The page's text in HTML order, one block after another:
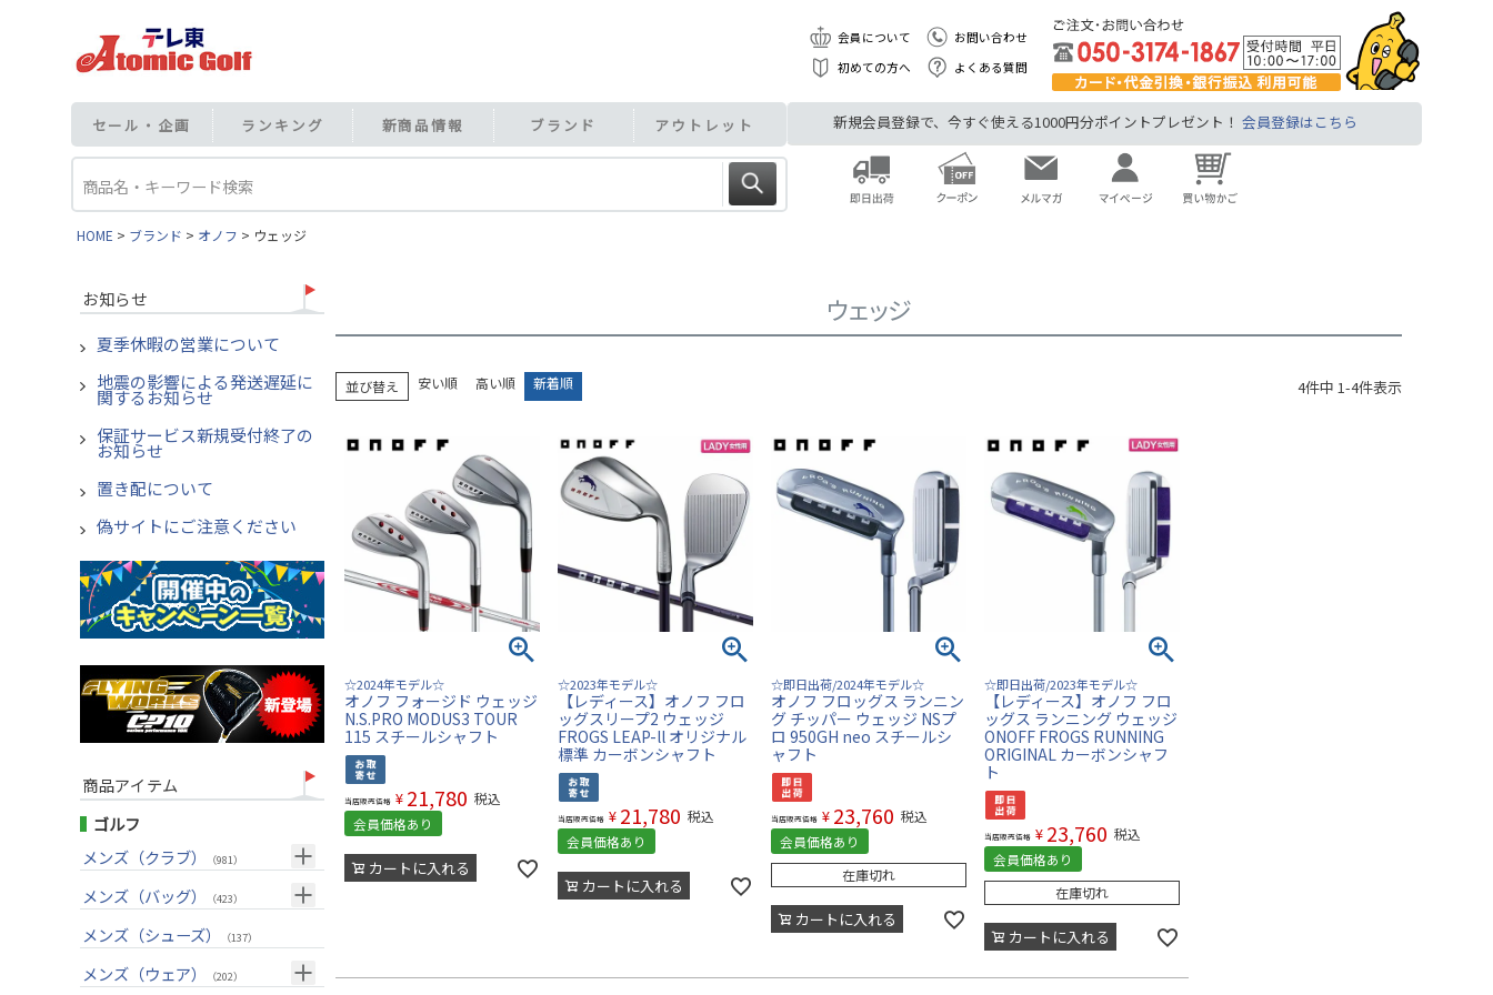
会員について
お問い合わせ
初めての方へ
よくある質問
セール・企画 ランキング 新商品情報 ブランド アウトレット 新規会員登録で、今すぐ使える1000円分ポイントプレゼント！ 会員登録はこちら
HOME ブランド オノフ ウェッジ
お知らせ
夏季休暇の営業について
地震の影響による発送遅延に
関するお知らせ
保証サービス新規受付終了の
お知らせ
置き配について
偽サイトにご注意ください
商品アイテム
ゴルフ
メンズ（クラブ）
（981）
クラブセット(右用)（24）
ドライバー(右用)
フェアウェイウッド(右用)
メンズ（バッグ） （423）
キャディバッグ（211）
ボストンバッグ
メンズ（シューズ） （137）
メンズ（ウェア） （202）
ウェッジ
並び替え 安い順 高い順 新着順 4件中 1-4件表示
☆2024年モデル☆
オノフ フォージド ウェッジ
N.S.PRO MODUS3 TOUR
115 スチールシャフト
当店販売価格 ¥ 21,780 税込
会員価格あり
カートに入れる
☆2023年モデル☆
【レディース】オノフ フロ
ッグスリープ2 ウェッジ
FROGS LEAP-ll オリジナル
標準 カーボンシャフト
当店販売価格 ¥ 21,780 税込
会員価格あり
カートに入れる
☆即日出荷/2024年モデル☆
オノフ フロッグス ランニン
グ チッパー ウェッジ NSプ
ロ 950GH neo スチールシ
ャフト
当店販売価格 ¥ 23,760 税込
会員価格あり
在庫切れ
カートに入れる
☆即日出荷/2023年モデル☆
【レディース】オノフ フロ
ッグス ランニング ウェッジ
ONOFF FROGS RUNNING
ORIGINAL カーボンシャフ
ト
当店販売価格 ¥ 23,760 税込
会員価格あり
在庫切れ
カートに入れる